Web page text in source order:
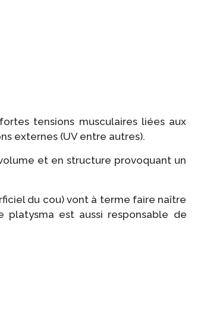
tensions musculaires liées aux
externes (UV entre autres).
et en structure provoquant un
du cou) vont à terme faire naître
est aussi responsable de